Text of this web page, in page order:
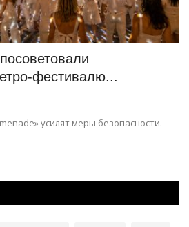
фестивалю...
усилят меры безопасности.